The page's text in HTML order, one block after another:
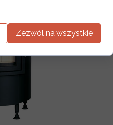
Zezwól na wszystkie